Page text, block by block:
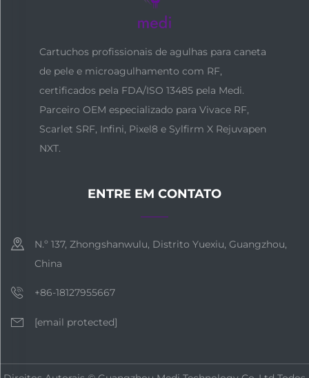
Cartuchos profissionais de agulhas para caneta
de pele e microagulhamento com RF,
certificados pela FDA/ISO 13485 pela Medi.
Parceiro OEM especializado para Vivace RF,
Scarlet SRF, Infini, Pixel8 e Sylfirm X Rejuvapen
NXT.
ENTRE EM CONTATO
N.º 137, Zhongshanwulu, Distrito Yuexiu, Guangzhou,
China
+86-18127955667
[email protected]